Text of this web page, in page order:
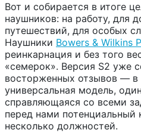
Вот и собирается в итоге
наушников: на работу, для
путешествий, для особых
Наушники Bowers & Wilkins
реинкарнация и без того
«семерок». Версия S2 уже
восторженных отзывов — в
универсальная модель,
справляющаяся со всеми
перед нами потенциальный
несколько должностей.